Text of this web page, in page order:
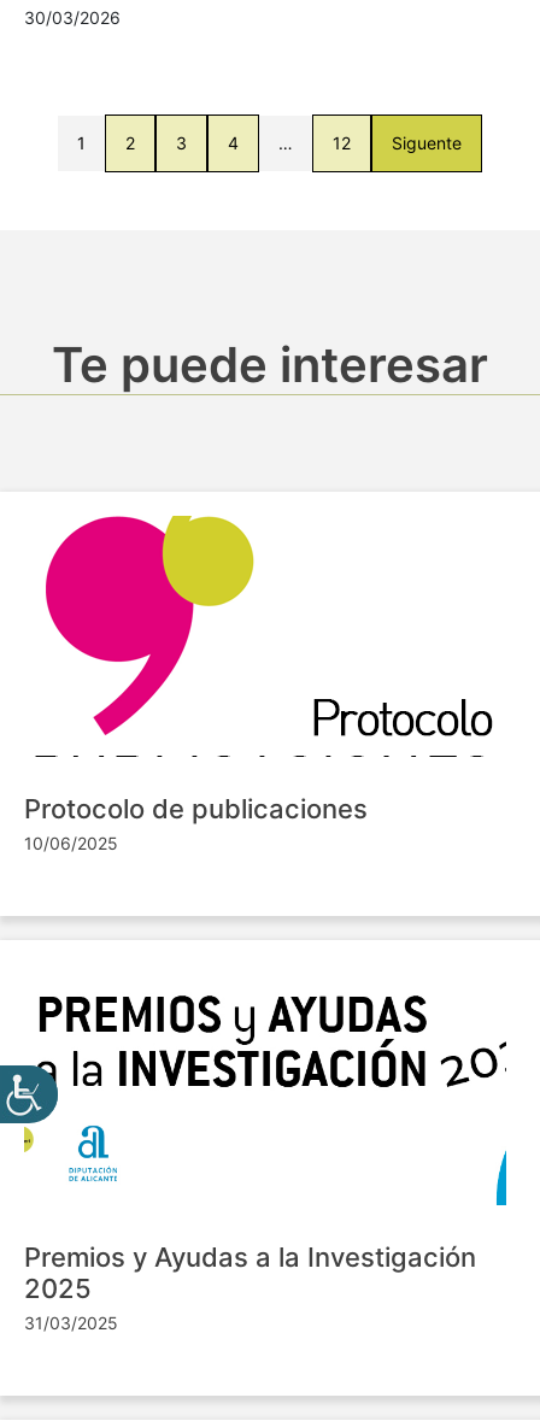
30/03/2026
1 2 3 4 … 12 Siguente
Te puede interesar
Protocolo de publicaciones
10/06/2025
Premios y Ayudas a la Investigación
2025
31/03/2025